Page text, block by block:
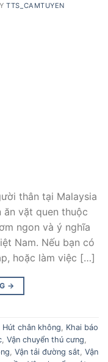
TTS_CAMTUYEN
thân tại Malaysia
vặt quen thuộc
ngon và ý nghĩa
Nam. Nếu bạn có
hoặc làm việc […]
→
Hút chân không
Khai báo
Vận chuyển thú cưng
Vận tải đường sắt Vận